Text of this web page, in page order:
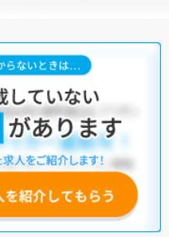
は以下のような条件が人気で
(正職員)・小児リハビリ
で、「こだわり条件」から検索
さい。
とも可能です。
だくと、ご希望条件をヒアリン